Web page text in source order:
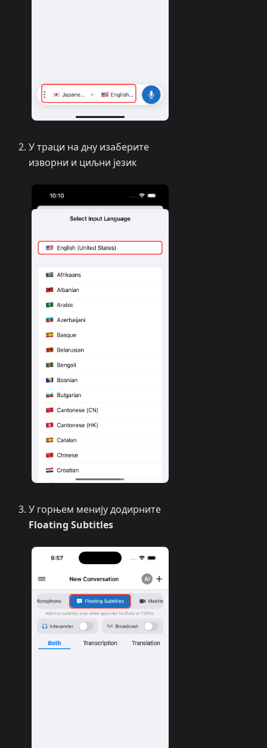
У траци на дну изаберите
изворни и циљни језик
У горњем менију додирните
Floating Subtitles